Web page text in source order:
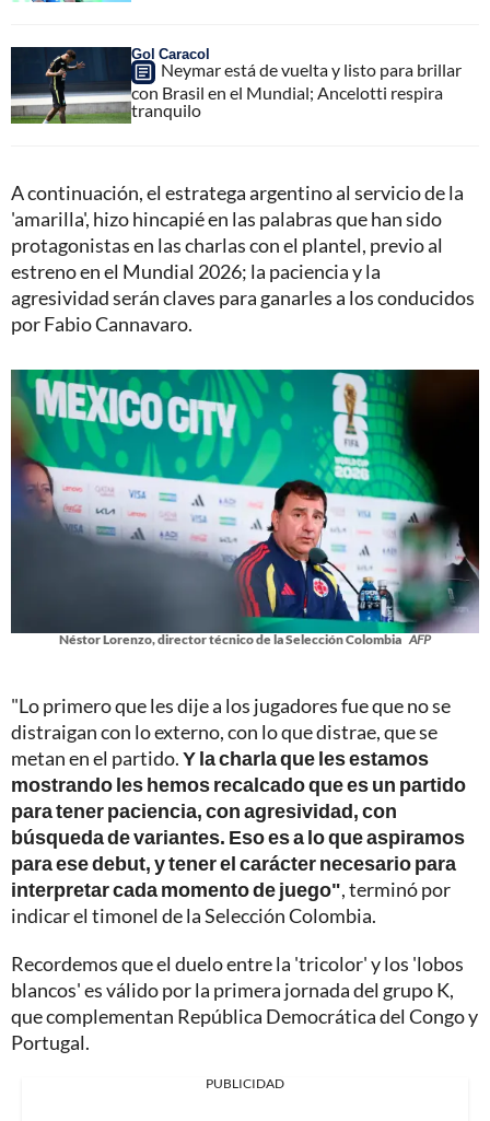
Gol Caracol
Neymar está de vuelta y listo para brillar
con Brasil en el Mundial; Ancelotti respira
tranquilo
A continuación, el estratega argentino al servicio de la
'amarilla', hizo hincapié en las palabras que han sido
protagonistas en las charlas con el plantel, previo al
estreno en el Mundial 2026; la paciencia y la
agresividad serán claves para ganarles a los conducidos
por Fabio Cannavaro.
Néstor Lorenzo, director técnico de la Selección Colombia AFP
"Lo primero que les dije a los jugadores fue que no se
distraigan con lo externo, con lo que distrae, que se
metan en el partido.Y la charla que les estamos
mostrando les hemos recalcado que es un partido
para tener paciencia, con agresividad, con
búsqueda de variantes. Eso es a lo que aspiramos
para ese debut, y tener el carácter necesario para
interpretar cada momento de juego", terminó por
indicar el timonel de la Selección Colombia.
Recordemos que el duelo entre la 'tricolor' y los 'lobos
blancos' es válido por la primera jornada del grupo K,
que complementan República Democrática del Congo y
Portugal.
PUBLICIDAD